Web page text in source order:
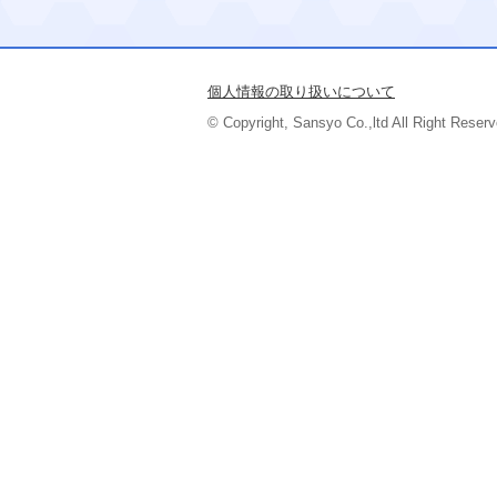
個人情報の取り扱いについて
© Copyright, Sansyo Co.,ltd All Right